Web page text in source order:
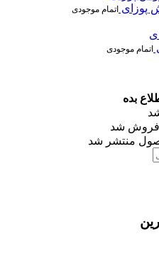
پوزای اتمام موجودی
اتمام موجودی
بده
فروش شد
منتشر شد